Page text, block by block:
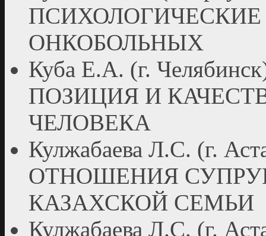
ОНКОБОЛЬНЫХ
Куба Е.А. (г.
ПОЗИЦИЯ И
ЧЕЛОВЕКА
Кулжабаева Л.С. (г.
ОТНОШЕНИЯ
КАЗАХСКОЙ СЕМЬИ
Кулжабаева Л.С. (г.